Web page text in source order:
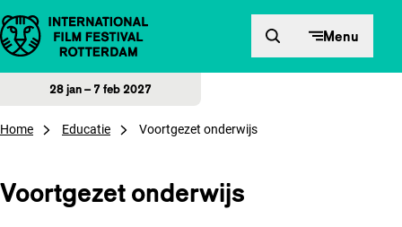
Direct naar inhoud Menu
28 jan – 7 feb 2027
Home Educatie Voortgezet onderwijs
Voortgezet onderwijs